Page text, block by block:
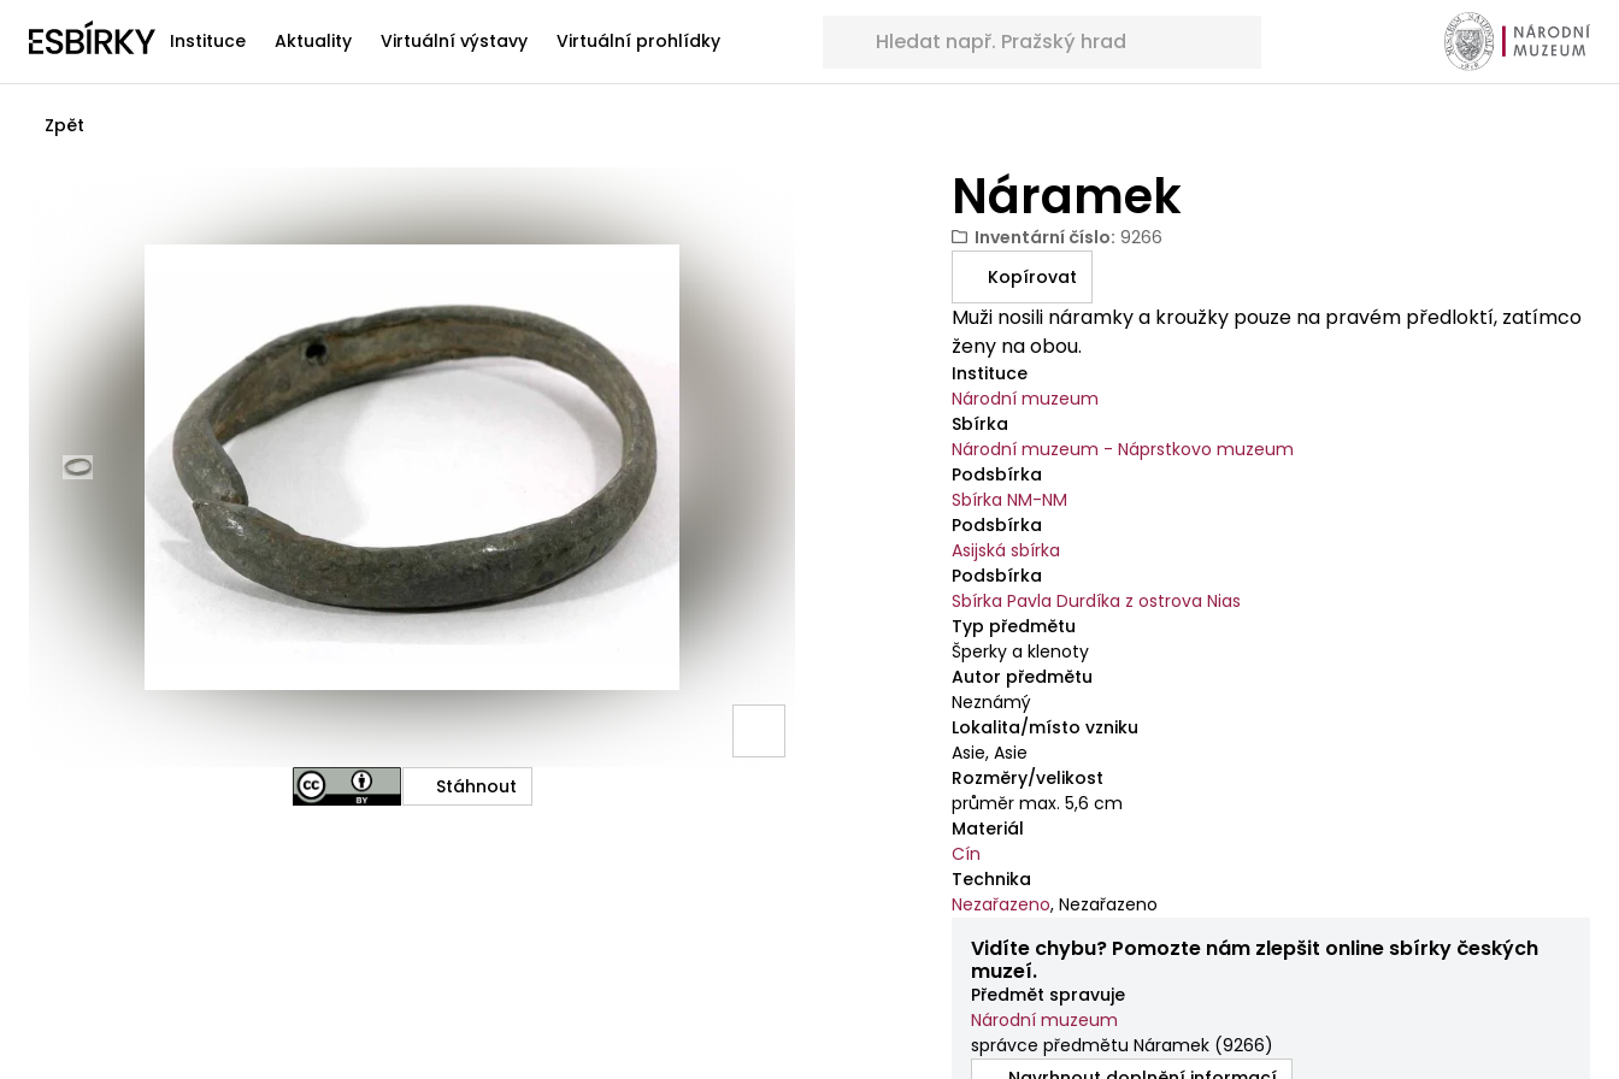
Instituce Aktuality Virtuální výstavy Virtuální prohlídky
Zpět
Náramek
Inventární číslo: 9266
Kopírovat
Muži nosili náramky a kroužky pouze na pravém předloktí, zatímco
ženy na obou.
Instituce
Národní muzeum
Sbírka
Národní muzeum - Náprstkovo muzeum
Podsbírka
Sbírka NM-NM
Podsbírka
Asijská sbírka
Podsbírka
Sbírka Pavla Durdíka z ostrova Nias
Typ předmětu
Šperky a klenoty
Autor předmětu
Neznámý
Lokalita/místo vzniku
Asie, Asie
Rozměry/velikost
průměr max. 5,6 cm
Materiál
Cín
Technika
Nezařazeno,Nezařazeno
Vidíte chybu? Pomozte nám zlepšit online sbírky českých
muzeí.
Předmět spravuje
Národní muzeum
správce předmětu Náramek (9266)
Stáhnout